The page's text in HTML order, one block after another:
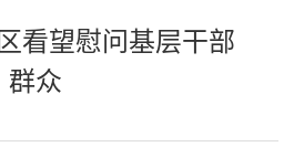
看望慰问基层干部
群众